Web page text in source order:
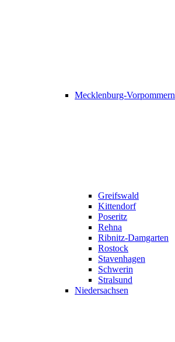
Mecklenburg-Vorpommern
Greifswald
Kittendorf
Poseritz
Rehna
Ribnitz-Damgarten
Rostock
Stavenhagen
Schwerin
Stralsund
Niedersachsen